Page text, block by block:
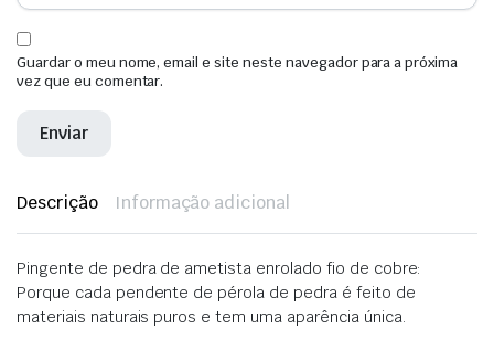
Guardar o meu nome, email e site neste navegador para a próxima
vez que eu comentar.
Descrição Informação adicional
Pingente de pedra de ametista enrolado fio de cobre:
Porque cada pendente de pérola de pedra é feito de
materiais naturais puros e tem uma aparência única.